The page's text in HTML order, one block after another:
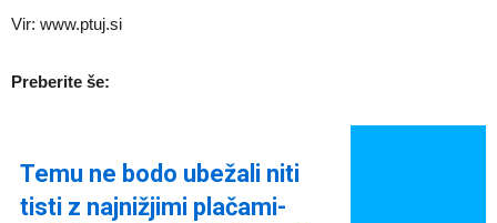
Vir: www.ptuj.si
Preberite še:
Temu ne bodo ubežali niti
tisti z najnižjimi plačami-